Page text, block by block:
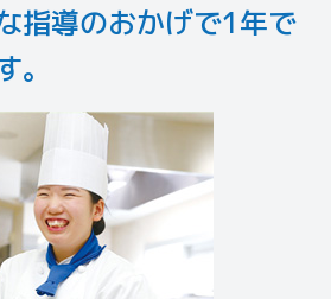
指導のおかげで1年で